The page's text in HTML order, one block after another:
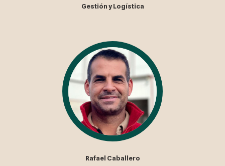
Gestión y Logística
Rafael Caballero